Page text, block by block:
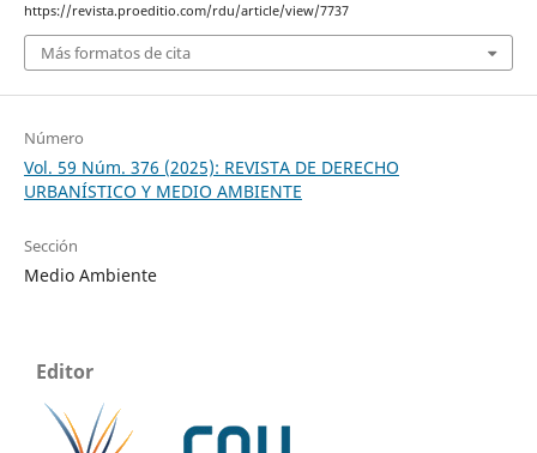
https://revista.proeditio.com/rdu/article/view/7737
Más formatos de cita
Número
Vol. 59 Núm. 376 (2025): REVISTA DE DERECHO
URBANÍSTICO Y MEDIO AMBIENTE
Sección
Medio Ambiente
Editor